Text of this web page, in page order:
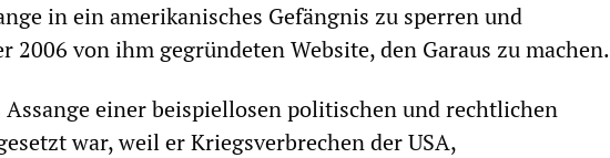
in ein amerikanisches Gefängnis zu sperren und
2006 von ihm gegründeten Website, den Garaus zu machen.
Assange einer beispiellosen politischen und rechtlichen
war, weil er Kriegsverbrechen der USA,